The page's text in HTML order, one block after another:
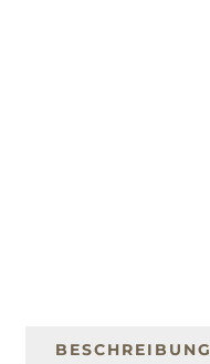
BESCHREIBUNG